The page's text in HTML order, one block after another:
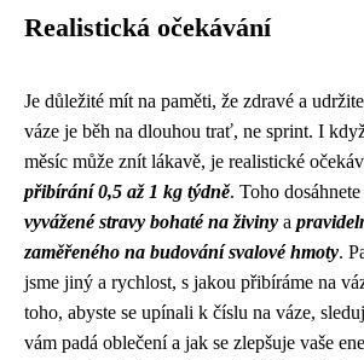
Realistická očekávání
Je důležité mít na paměti, že zdravé a
váze je běh na dlouhou trať, ne sprint. I
měsíc může znít lákavě, je realistické
přibírání 0,5 až 1 kg týdně. Toho
vyvážené stravy bohaté na živiny a
zaměřeného na budování svalové hmoty.
jsme jiný a rychlost, s jakou přibíráme na
toho, abyste se upínali k číslu na váze,
vám padá oblečení a jak se zlepšuje vaše